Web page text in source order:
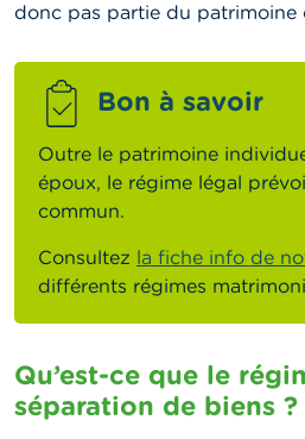
donc pas partie du patrimoine
Bon à savoir
Outre le patrimoine
époux, le régime légal
commun.
Consultez la fiche info de
différents régimes
Qu’est-ce que le
séparation de biens ?